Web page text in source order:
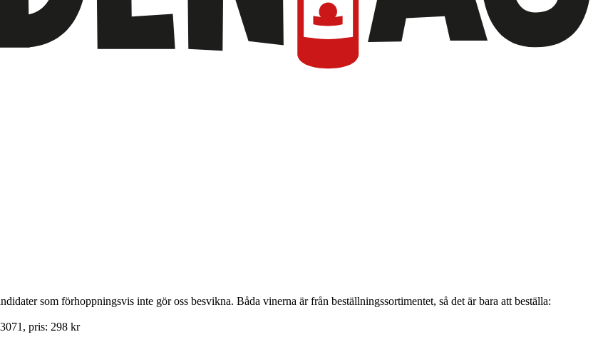
som förhoppningsvis inte gör oss besvikna. Båda vinerna är från beställningssortimentet, så det är bara att beställa:
pris: 298 kr